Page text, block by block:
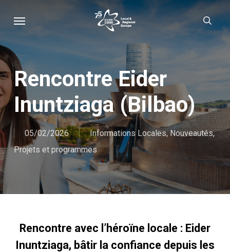
content
Rencontre Eider
Inuntziaga (Bilbao)
05/02/2026 Informations Locales,Nouveautés,
Projets et programmes
Rencontre avec l’héroïne locale : Eider
Inuntziaga, bâtir la confiance depuis les